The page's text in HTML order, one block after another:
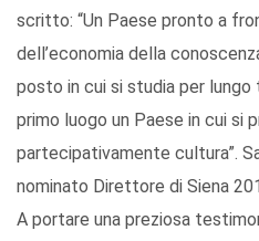
scritto: “Un Paese pronto a
dell’economia della
posto in cui si studia per
primo luogo un Paese in cui si
partecipativamente cultura”.
nominato Direttore di Siena
A portare una preziosa